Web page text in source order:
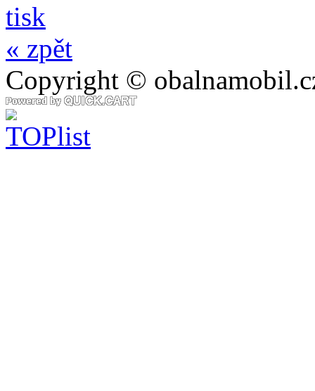
tisk
« zpět
Copyright ©